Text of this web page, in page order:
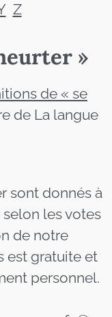
Z
»
de « se
de La langue
sont donnés à
les votes
de notre
est gratuite et
personnel.